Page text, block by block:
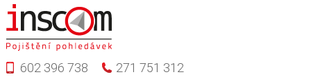
Přejít k hlavnímu obsahu
602 396 738 271 751 312